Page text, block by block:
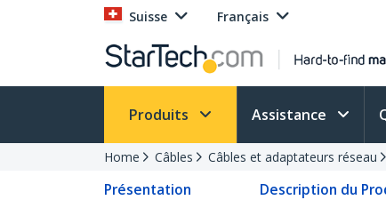
Suisse Français
Produits Assistance
Home Câbles Câbles et adaptateurs réseau
Présentation Description du